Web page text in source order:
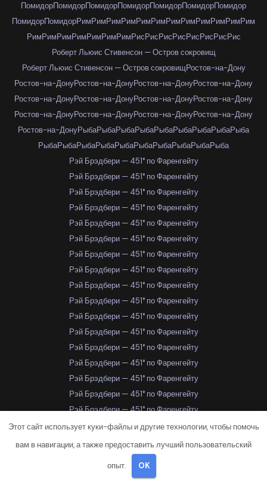
ПомидорПомидорПомидорПомидорПомидорПомидорПомидор
ПомидорПомидорРимРимРимРимРимРимРимРимРимРимРимРим
РимРимРимРимРимРимРимРисРисРисРисРисРисРисРис
Роберт Льюис Стивенсон — Остров сокровищ
Роберт Льюис Стивенсон — Остров сокровищРостов-на-Дону
Ростов-на-ДонуРостов-на-ДонуРостов-на-ДонуРостов-на-Дону
Ростов-на-ДонуРостов-на-ДонуРостов-на-ДонуРостов-на-Дону
Ростов-на-ДонуРостов-на-ДонуРостов-на-ДонуРостов-на-Дону
Ростов-на-ДонуРыбаРыбаРыбаРыбаРыбаРыбаРыбаРыбаРыба
РыбаРыбаРыбаРыбаРыбаРыбаРыбаРыбаРыбаРыба
Рэй Брэдбери — 451° по Фаренгейту
Рэй Брэдбери — 451° по Фаренгейту
Рэй Брэдбери — 451° по Фаренгейту
Рэй Брэдбери — 451° по Фаренгейту
Рэй Брэдбери — 451° по Фаренгейту
Рэй Брэдбери — 451° по Фаренгейту
Рэй Брэдбери — 451° по Фаренгейту
Рэй Брэдбери — 451° по Фаренгейту
Рэй Брэдбери — 451° по Фаренгейту
Рэй Брэдбери — 451° по Фаренгейту
Рэй Брэдбери — 451° по Фаренгейту
Рэй Брэдбери — 451° по Фаренгейту
Рэй Брэдбери — 451° по Фаренгейту
Рэй Брэдбери — 451° по Фаренгейту
Рэй Брэдбери — 451° по Фаренгейту
Рэй Брэдбери — 451° по Фаренгейту
Рэй Брэдбери — 451° по Фаренгейту
Рэй Брэдбери — 451° по Фаренгейту
Рэй Брэдбери — 451° по Фаренгейту
Рэй Брэдбери — 451° по Фаренгейту
Рэй Брэдбери — 451° по Фаренгейту
Этот сайт использует куки-файлы и другие технологии, чтобы помочь
вам в навигации, а также предоставить лучший пользовательский
опыт. OK